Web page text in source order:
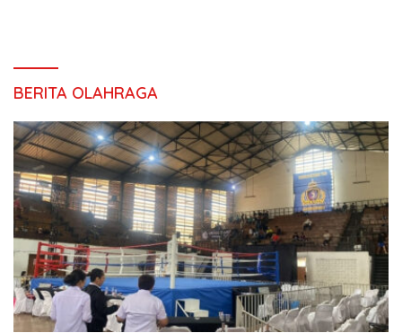
BERITA OLAHRAGA